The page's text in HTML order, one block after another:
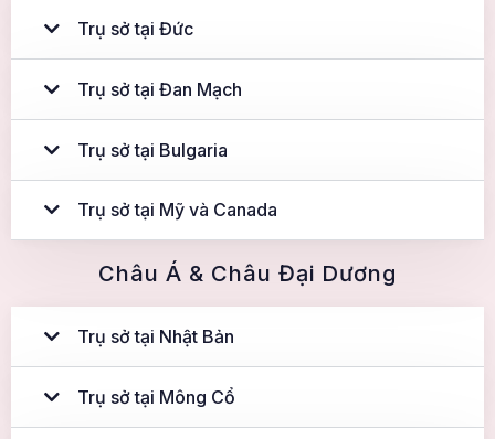
Châu Á & Châu Đại Dương
Trụ sở tại Nhật Bản
Trụ sở tại Mông Cổ
Trụ sở tại Đức
Trụ sở tại Đan Mạch
Trụ sở tại Bulgaria
Trụ sở tại Mỹ và Canada